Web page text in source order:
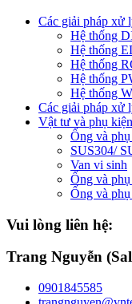
Các giải pháp xử
Hệ thống
Hệ thống
Hệ thống
Hệ thống
Hệ thống
Các giải pháp xử
Vật tư và phụ
Ống và
SUS304/
Van vi sinh
Ống và
Ống và
Vui lòng liên hệ:
Trang Nguyễn
0901845585